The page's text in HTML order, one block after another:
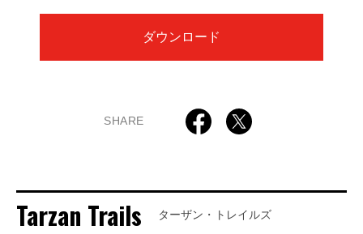
ダウンロード
SHARE
Tarzan Trails ターザン・トレイルズ